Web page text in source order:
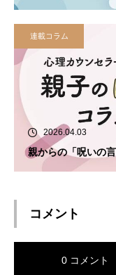
連載コラム
2026.04.03
親からの「呪いの
コメント
0 コメント